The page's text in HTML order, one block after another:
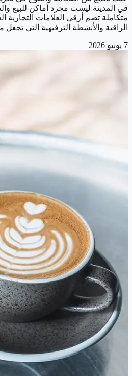
في المدينة ليست مجرد أماكن للبيع
متكاملة تضم أرقى العلامات التجارية
الراقية والأنشطة الترفيهية التي
7 يونيو 2026